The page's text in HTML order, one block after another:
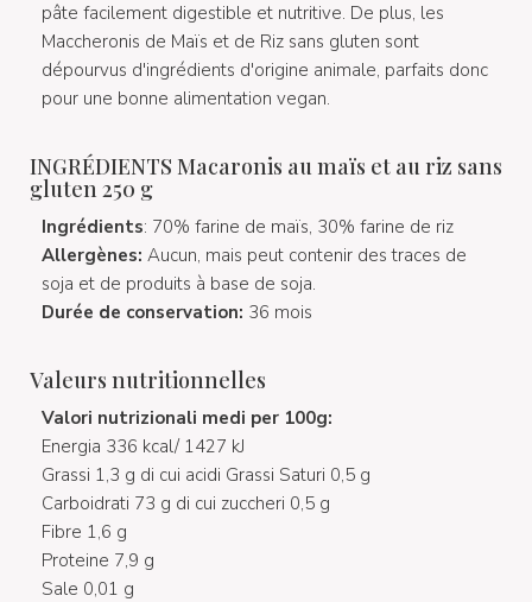
pâte facilement digestible et nutritive. De plus, les
Maccheronis de Maïs et de Riz sans gluten sont
dépourvus d'ingrédients d'origine animale, parfaits donc
pour une bonne alimentation vegan.
INGRÉDIENTS Macaronis au maïs et au riz sans
gluten 250 g
Ingrédients: 70% farine de maïs, 30% farine de riz
Allergènes: Aucun, mais peut contenir des traces de
soja et de produits à base de soja.
Durée de conservation: 36 mois
Valeurs nutritionnelles
Valori nutrizionali medi per 100g:
Energia 336 kcal/ 1427 kJ
Grassi 1,3 g di cui acidi Grassi Saturi 0,5 g
Carboidrati 73 g di cui zuccheri 0,5 g
Fibre 1,6 g
Proteine 7,9 g
Sale 0,01 g